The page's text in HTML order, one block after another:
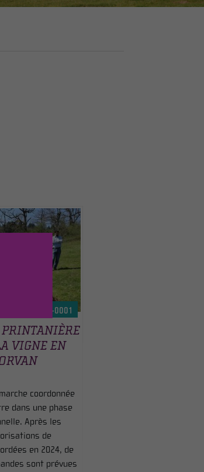
AU 30 NOV -0001
VIGNE EN
coordonnée
dans une phase
Après les
de
en 2024, de
sont prévues